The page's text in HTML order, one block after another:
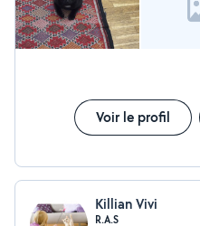
Voir le profil
Killian Vivi
R.A.S